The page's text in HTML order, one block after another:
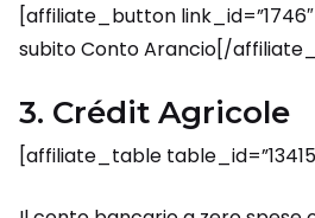
[affiliate_button
subito Conto Arancio[/
3. Crédit Agricole
[affiliate_table